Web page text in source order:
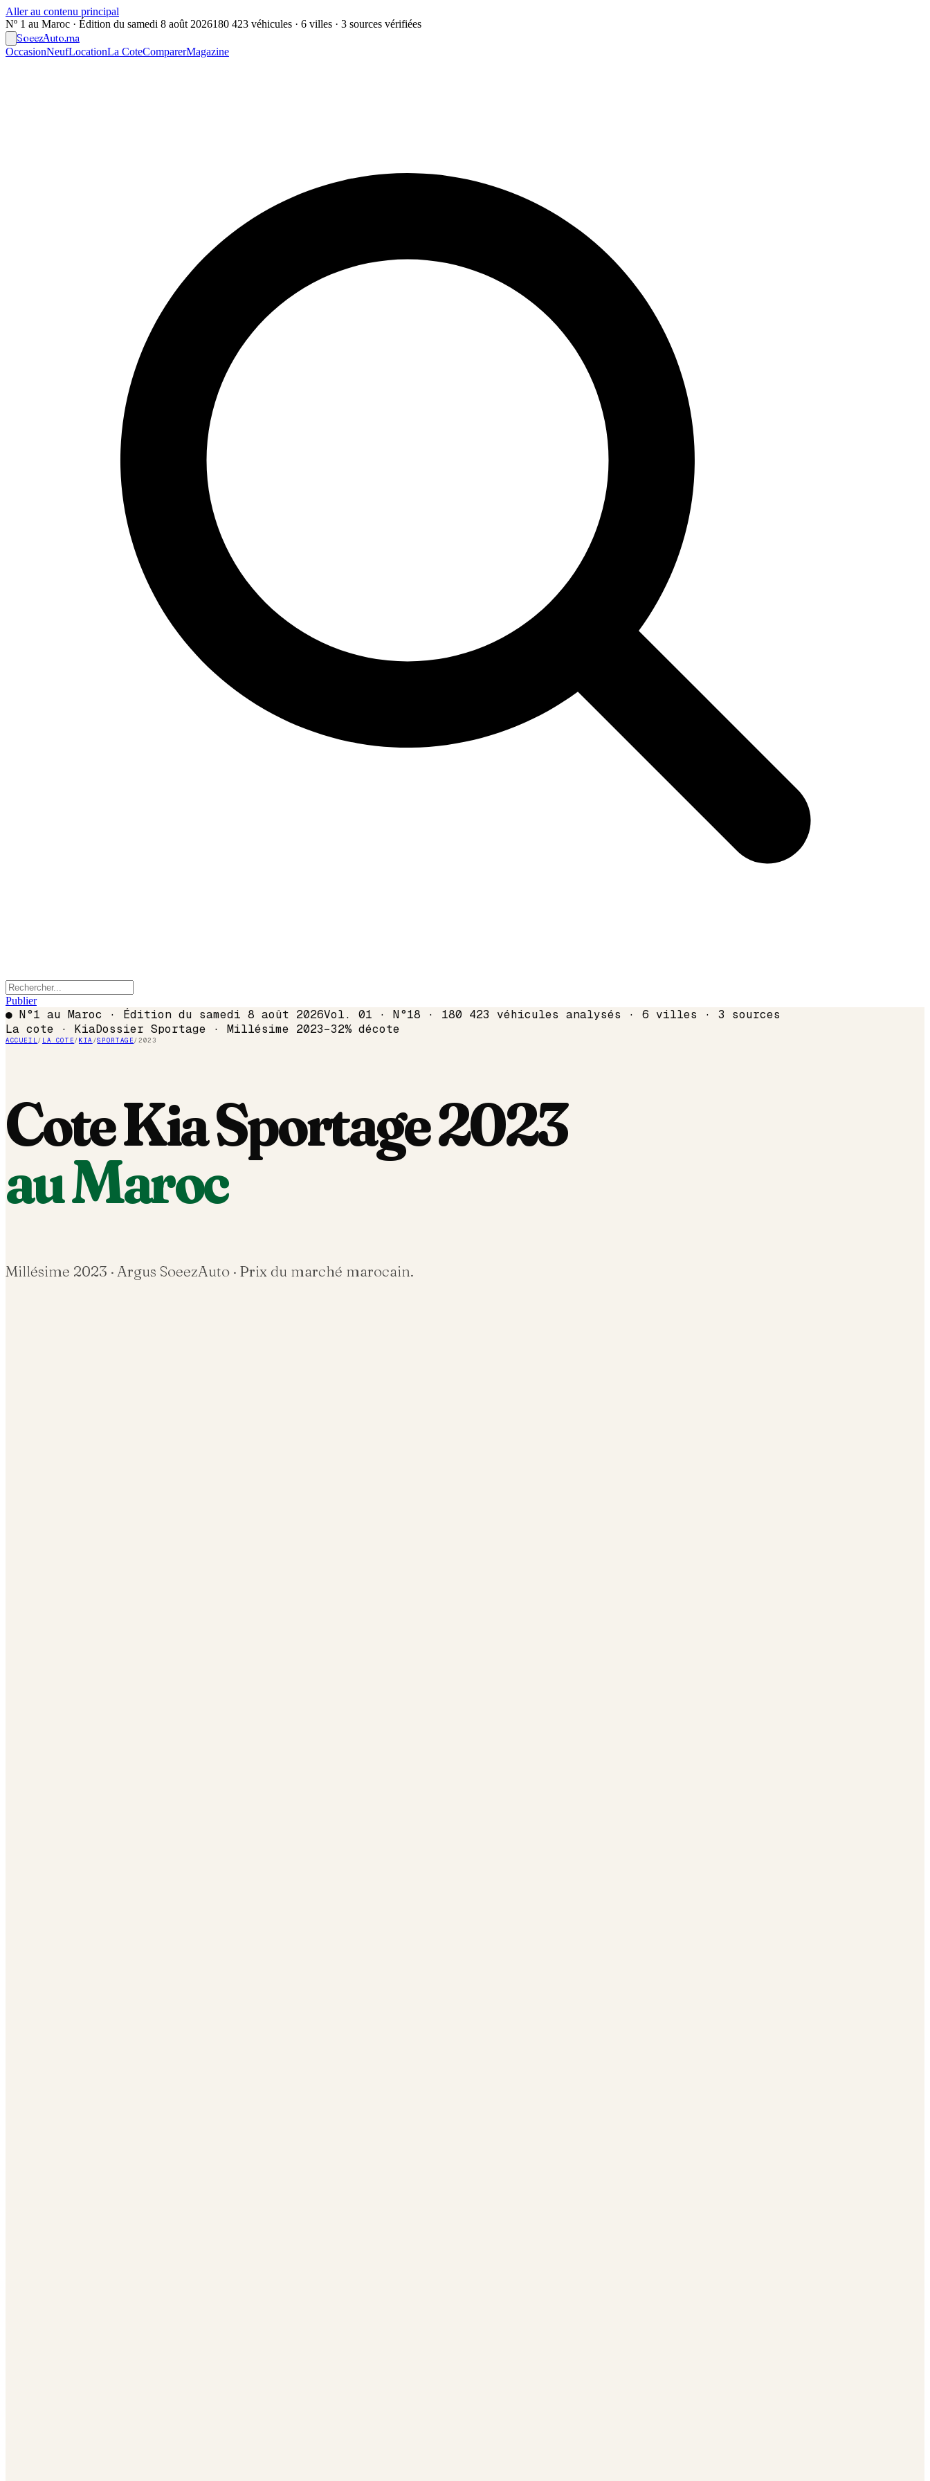
Aller au contenu principal
Nº 1 au Maroc · Édition du samedi 8 août 2026180 423 véhicules · 6 villes · 3 sources vérifiées
SoeezAuto.ma
OccasionNeufLocationLa CoteComparerMagazine
Publier
● N°1 au Maroc · Édition du samedi 8 août 2026Vol. 01 · N°18 · 180 423 véhicules analysés · 6 villes · 3 sources
La cote · KiaDossier Sportage · Millésime 2023−32% décote
ACCUEIL/ LA COTE/KIA /SPORTAGE/2023
CoteKiaSportage2023
au Maroc
Millésime 2023 · Argus SoeezAuto · Prix du marché marocain.